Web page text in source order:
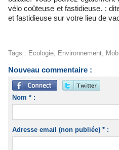
vélo coûteuse et fastidieuse. :
et fastidieuse sur votre lieu de
Tags : Ecologie Environnement
Nouveau commentaire :
Nom * :
Adresse email (non publiée) * :